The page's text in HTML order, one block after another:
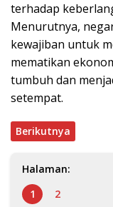
terhadap
Menurutnya,
kewajiban untuk
mematikan
tumbuh dan
setempat.
Berikutnya
Halaman:
1
2